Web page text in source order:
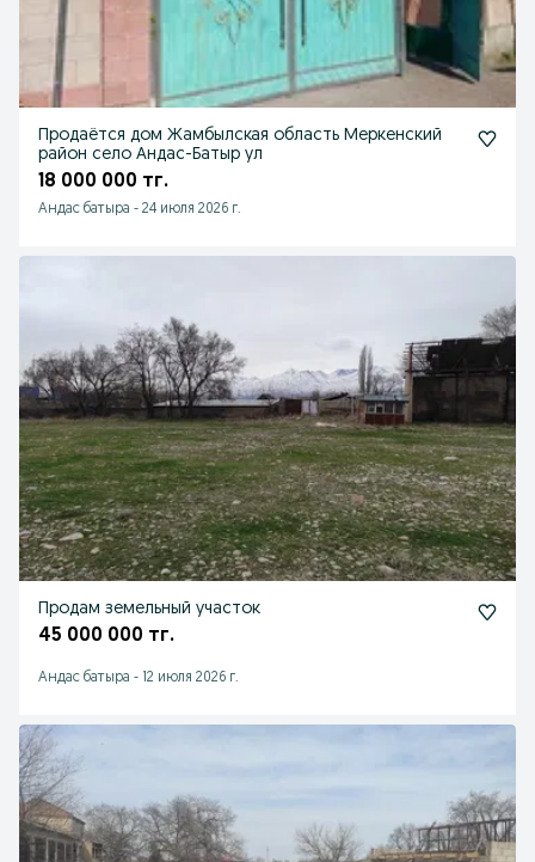
Продаётся дом Жамбылская область Меркенский
район село Андас-Батыр ул
18 000 000 тг.
Андас батыра - 24 июля 2026 г.
Продам земельный участок
45 000 000 тг.
Андас батыра - 12 июля 2026 г.